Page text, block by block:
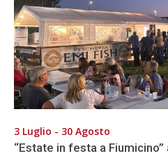
3 Luglio - 30 Agosto
“Estate in festa a